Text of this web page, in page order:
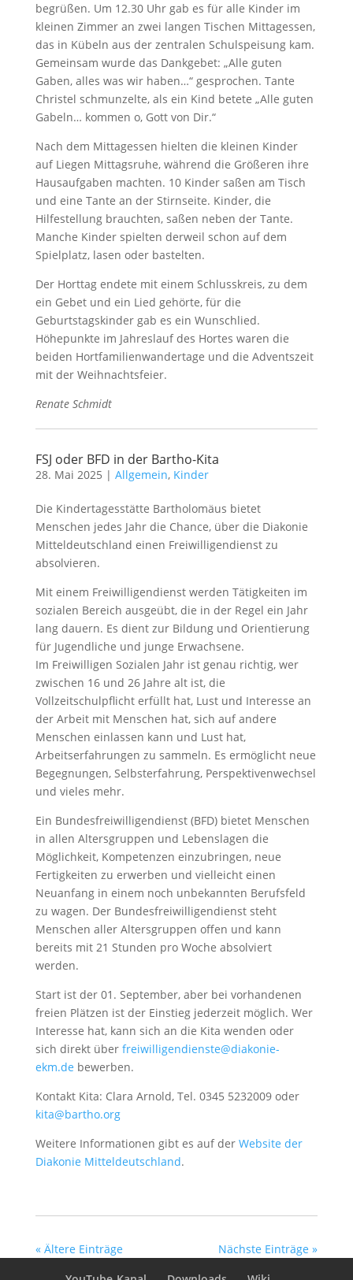
begrüßen. Um 12.30 Uhr gab es für alle Kinder im
kleinen Zimmer an zwei langen Tischen Mittagessen,
das in Kübeln aus der zentralen Schulspeisung kam.
Gemeinsam wurde das Dankgebet: „Alle guten
Gaben, alles was wir haben…“ gesprochen. Tante
Christel schmunzelte, als ein Kind betete „Alle guten
Gabeln… kommen o, Gott von Dir.“
Nach dem Mittagessen hielten die kleinen Kinder
auf Liegen Mittagsruhe, während die Größeren ihre
Hausaufgaben machten. 10 Kinder saßen am Tisch
und eine Tante an der Stirnseite. Kinder, die
Hilfestellung brauchten, saßen neben der Tante.
Manche Kinder spielten derweil schon auf dem
Spielplatz, lasen oder bastelten.
Der Horttag endete mit einem Schlusskreis, zu dem
ein Gebet und ein Lied gehörte, für die
Geburtstagskinder gab es ein Wunschlied.
Höhepunkte im Jahreslauf des Hortes waren die
beiden Hortfamilienwandertage und die Adventszeit
mit der Weihnachtsfeier.
Renate Schmidt
FSJ oder BFD in der Bartho-Kita
28. Mai 2025 | Allgemein, Kinder
Die Kindertagesstätte Bartholomäus bietet
Menschen jedes Jahr die Chance, über die Diakonie
Mitteldeutschland einen Freiwilligendienst zu
absolvieren.
Mit einem Freiwilligendienst werden Tätigkeiten im
sozialen Bereich ausgeübt, die in der Regel ein Jahr
lang dauern. Es dient zur Bildung und Orientierung
für Jugendliche und junge Erwachsene.
Im Freiwilligen Sozialen Jahr ist genau richtig, wer
zwischen 16 und 26 Jahre alt ist, die
Vollzeitschulpflicht erfüllt hat, Lust und Interesse an
der Arbeit mit Menschen hat, sich auf andere
Menschen einlassen kann und Lust hat,
Arbeitserfahrungen zu sammeln. Es ermöglicht neue
Begegnungen, Selbsterfahrung, Perspektivenwechsel
und vieles mehr.
Ein Bundesfreiwilligendienst (BFD) bietet Menschen
in allen Altersgruppen und Lebenslagen die
Möglichkeit, Kompetenzen einzubringen, neue
Fertigkeiten zu erwerben und vielleicht einen
Neuanfang in einem noch unbekannten Berufsfeld
zu wagen. Der Bundesfreiwilligendienst steht
Menschen aller Altersgruppen offen und kann
bereits mit 21 Stunden pro Woche absolviert
werden.
Start ist der 01. September, aber bei vorhandenen
freien Plätzen ist der Einstieg jederzeit möglich. Wer
Interesse hat, kann sich an die Kita wenden oder
sich direkt über freiwilligendienste@diakonie-
ekm.de bewerben.
Kontakt Kita: Clara Arnold, Tel. 0345 5232009 oder
kita@bartho.org
Weitere Informationen gibt es auf der Website der
Diakonie Mitteldeutschland.
« Ältere Einträge
Nächste Einträge »